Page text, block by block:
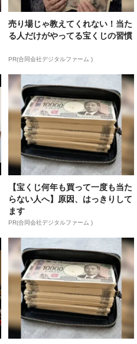
売り場じゃ教えてくれない！当た
る人だけがやってる宝くじの習慣
PR(合同会社デジタルファーム )
【宝くじ何年も買って一度も当た
らない人へ】原因、はっきりして
ます
PR(合同会社デジタルファーム )